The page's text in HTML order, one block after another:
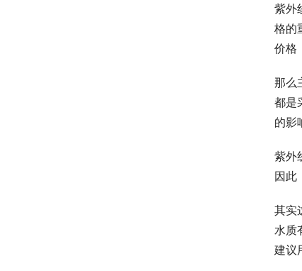
紫外
格的
价格
那么
都是
的影
紫外
因此
其实
水质
建议